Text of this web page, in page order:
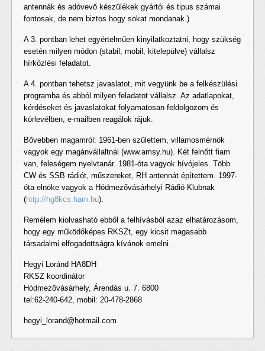
antennák és adóvevő készülékek gyártói és tipus számai
fontosak, de nem biztos hogy sokat mondanak.)
A 3. pontban lehet egyértelműen kinyilatkoztatni, hogy szükség
esetén milyen módon (stabil, mobil, kitelepülve) vállalsz
hírközlési feladatot.
A 4. pontban tehetsz javaslatot, mit vegyünk be a felkészülési
programba és abból milyen feladatot vállalsz. Az adatlapokat,
kérdéseket és javaslatokat folyamatosan feldolgozom és
körlevélben, e-mailben reagálok rájuk.
Bővebben magamról: 1961-ben születtem, villamosmérnök
vagyok egy magánvállaltnál (www.amsy.hu). Két felnőtt fiam
van, feleségem nyelvtanár. 1981-óta vagyok hívójeles. Több
CW és SSB rádiót, műszereket, RH antennát építettem. 1997-
óta elnöke vagyok a Hódmezővásárhelyi Rádió Klubnak
(http://hg8kcs.ham.hu).
Remélem kiolvasható ebből a felhívásból azaz elhatározásom,
hogy egy működőképes RKSZt, egy kicsit magasabb
társadalmi elfogadottságra kívánok emelni.
Hegyi Loránd HA8DH
RKSZ koordinátor
Hódmezővásárhely, Árendás u. 7. 6800
tel:62-240-642, mobil: 20-478-2868
hegyi_lorand@hotmail.com